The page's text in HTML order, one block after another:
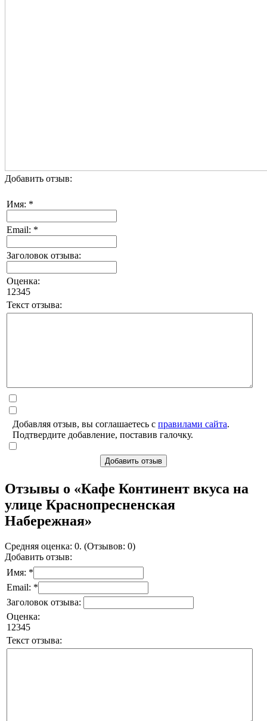
Добавить отзыв:
Имя: *
Email: *
Заголовок отзыва:
Оценка:
1 2345
Текст отзыва:
Добавляя отзыв, вы соглашаетесь с правилами сайта.
Подтвердите добавление, поставив галочку.
Добавить отзыв
Отзывы о «Кафе Континент вкуса на
улице Краснопресненская
Набережная»
Средняя оценка: 0. (Отзывов: 0)
Добавить отзыв:
Имя: *
Email: *
Заголовок отзыва:
Оценка:
1 2345
Текст отзыва: